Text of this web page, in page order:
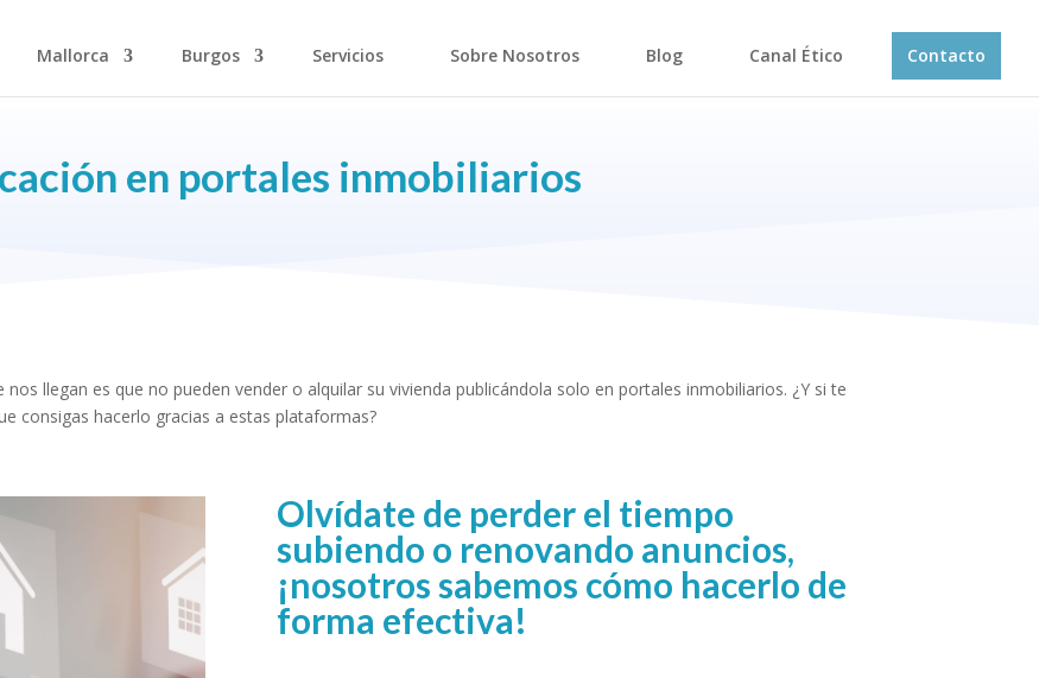
Mallorca Burgos Servicios Sobre Nosotros Blog Canal Ético Contacto
en portales inmobiliarios
llegan es que no pueden vender o alquilar su vivienda publicándola solo en portales inmobiliarios. ¿Y si te
consigas hacerlo gracias a estas plataformas?
Olvídate de perder el tiempo
subiendo o renovando anuncios,
¡nosotros sabemos cómo hacerlo de
forma efectiva!